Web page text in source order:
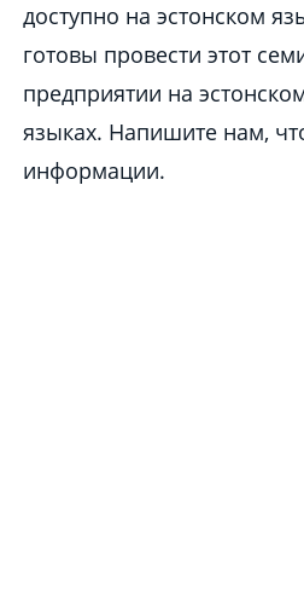
доступно на эстонском
готовы провести этот
предприятии на
языках. Напишите нам,
информации.